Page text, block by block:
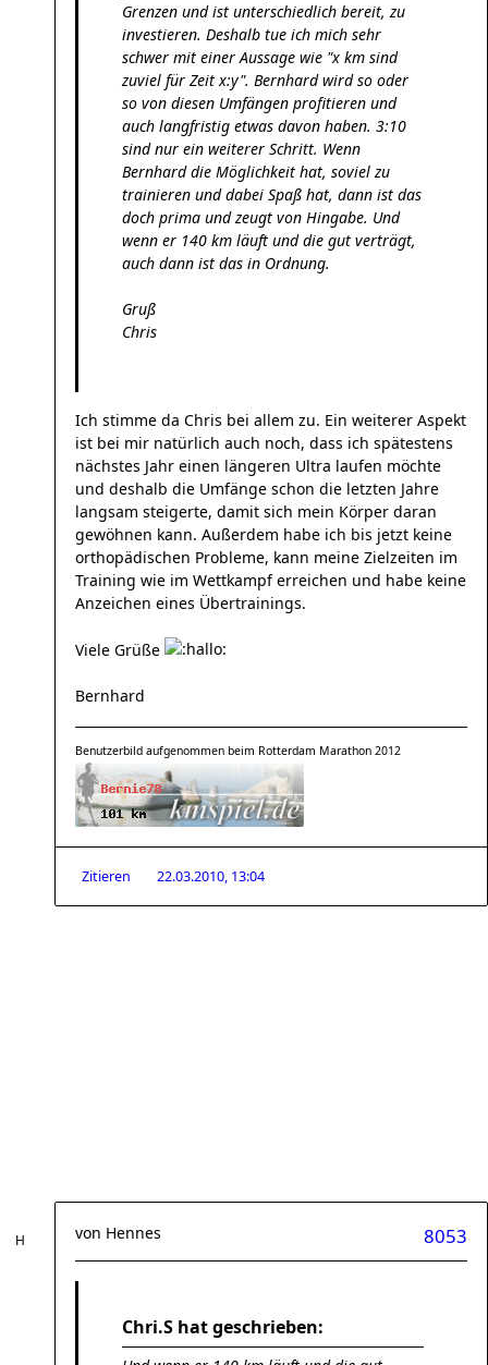
Grenzen und ist unterschiedlich bereit, zu
investieren. Deshalb tue ich mich sehr
schwer mit einer Aussage wie "x km sind
zuviel für Zeit x:y". Bernhard wird so oder
so von diesen Umfängen profitieren und
auch langfristig etwas davon haben. 3:10
sind nur ein weiterer Schritt. Wenn
Bernhard die Möglichkeit hat, soviel zu
trainieren und dabei Spaß hat, dann ist das
doch prima und zeugt von Hingabe. Und
wenn er 140 km läuft und die gut verträgt,
auch dann ist das in Ordnung.
Gruß
Chris
Ich stimme da Chris bei allem zu. Ein weiterer Aspekt
ist bei mir natürlich auch noch, dass ich spätestens
nächstes Jahr einen längeren Ultra laufen möchte
und deshalb die Umfänge schon die letzten Jahre
langsam steigerte, damit sich mein Körper daran
gewöhnen kann. Außerdem habe ich bis jetzt keine
orthopädischen Probleme, kann meine Zielzeiten im
Training wie im Wettkampf erreichen und habe keine
Anzeichen eines Übertrainings.
Viele Grüße
Bernhard
Benutzerbild aufgenommen beim Rotterdam Marathon 2012
Zitieren 22.03.2010, 13:04
8053
von Hennes
Chri.S hat geschrieben: